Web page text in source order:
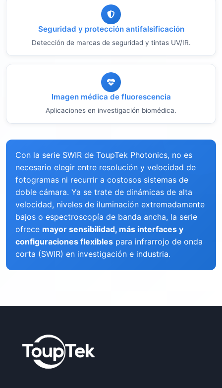
Seguridad y protección antifalsificación
Detección de marcas de seguridad y tintas UV/IR.
Imagen médica de fluorescencia
Aplicaciones en investigación biomédica.
Con la serie SWIR de ToupTek Photonics, no es
necesario elegir entre resolución y velocidad de
fotogramas ni recurrir a costosos sistemas de
doble cámara. Ya se trate de dinámicas de alta
velocidad, niveles de iluminación extremadamente
bajos o espectroscopía de banda ancha, la serie
ofrece mayor sensibilidad, más interfaces y
configuraciones flexibles para infrarrojo de onda
corta (SWIR) en investigación e industria.